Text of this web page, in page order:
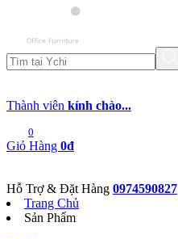
Thành viên kính chào...
0
Giỏ Hàng 0đ
Hỗ Trợ & Đặt Hàng 0974590827
Trang Chủ
Sản Phẩm